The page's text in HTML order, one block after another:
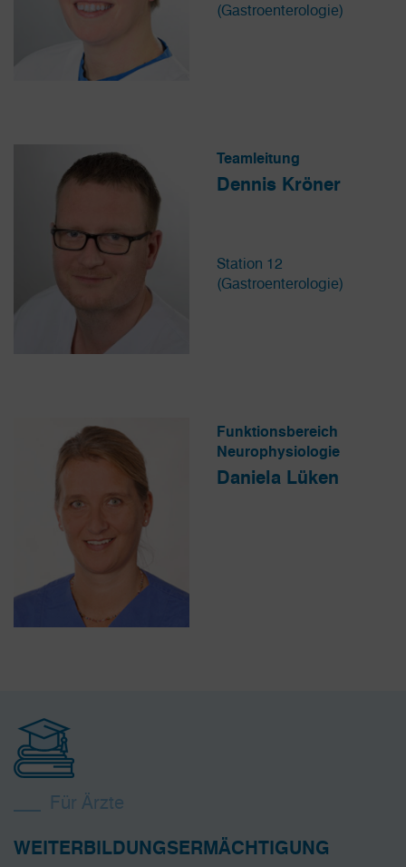
(Gastroenterologie)
Teamleitung
Dennis Kröner
Station 12
(Gastroenterologie)
Funktionsbereich
Neurophysiologie
Daniela Lüken
Für Ärzte
WEITERBILDUNGSERMÄCHTIGUNG